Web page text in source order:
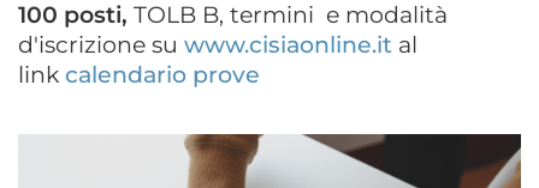
100 posti, TOLB B, termini e modalità
d'iscrizione su www.cisiaonline.it al
link calendario prove